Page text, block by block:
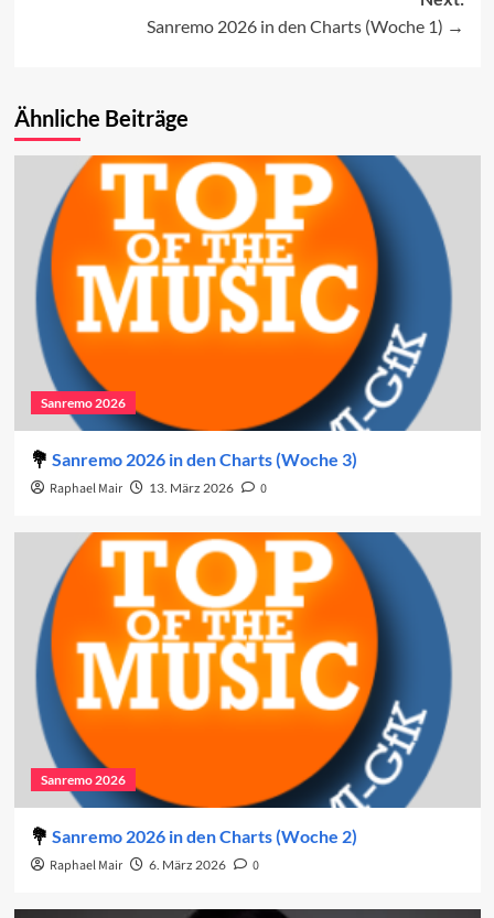
navigationSanremo 2026 in den Charts (Woche 1)
Ähnliche Beiträge
Sanremo 2026
Sanremo 2026 in den Charts (Woche 3)
Raphael Mair 13. März 2026 0
Sanremo 2026
Sanremo 2026 in den Charts (Woche 2)
Raphael Mair 6. März 2026 0